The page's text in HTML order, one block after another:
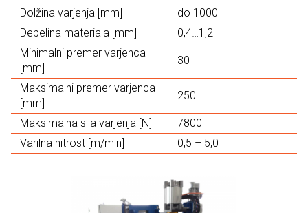
Dolžina varjenja [mm]
do 1000
Debelina materiala [mm]
0,4…1,2
Minimalni premer varjenca
[mm]
30
Maksimalni premer varjenca
[mm]
250
Maksimalna sila varjenja [N]
7800
Varilna hitrost [m/min]
0,5 – 5,0